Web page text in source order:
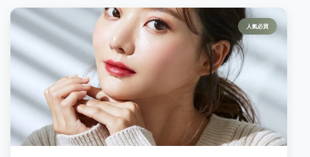
人氣必買